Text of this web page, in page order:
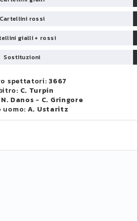
Cartellini rossi
gialli + rossi
Sostituzioni
spettatori: 3667
C. Turpin
N. Danos - C. Gringore
uomo: A. Ustaritz
SERIE B
1 Parma